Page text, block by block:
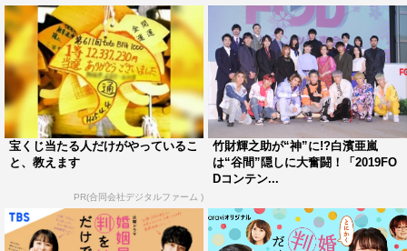
健慎 長見玲亜 宮崎優 ほか
原作：「高嶺と花」（師走ゆき著 花とゆめ（白泉社））
主題歌：「LOVE & HOPE」RUANN（TOY’S
FACTORY）
スタッフ：
企画：清水一幸 野村和生（共にフジテレビ）
プロデュース：鹿内植（フジテレビ）
プロデューサー：澤田賢一（トップシーン）
演出：石井祐介（フジテレビ）/ 中田博之
宝くじ当たる人だけがやっているこ
と、教えます
PR(合同会社デジタルファーム )
竹財輝之助が“神”に!?白濱亜嵐
は“谷間”隠しに大奮闘！「2019FO
Dコンテン...